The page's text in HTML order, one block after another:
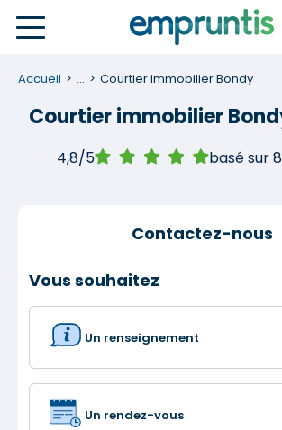
Accueil ... Courtier immobilier Bondy
Courtier immobilier
4,8/5 basé sur
Contactez-nous
Vous souhaitez
Un renseignement
Un rendez-vous